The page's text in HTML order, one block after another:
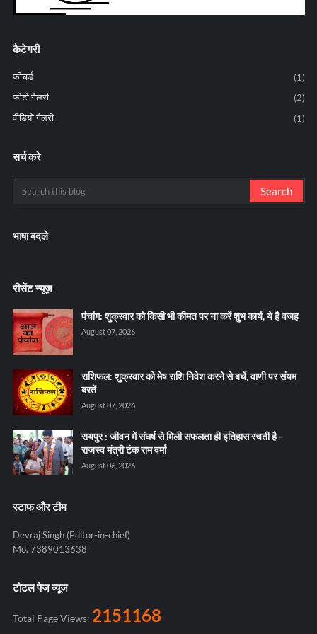
कैटेगरी
फीचर्ड
(1)
फोटो गैलरी
(2)
वीडियो गैलरी
(1)
सर्च करे
भाषा बदले
रीसेंट न्यूज़
पंचांग: शुक्रवार को किसी भी कीमत पर ना करें शुभ कार्य, ये है वजह
August 07, 2026
राशिफल: शुक्रवार को मेष राशि निवेश करने से बचें, वाणी पर संयम
बरतें
August 07, 2026
रायपुर : जीवन में संघर्ष से मिली सफलता ही इतिहास रचती है -
राजस्व मंत्री टंक राम वर्मा
August 06, 2026
स्टाफ और टीम
Devraj Singh (Editor-in-chief)
Mo. 7389013638
टोटल पेज व्यूज
Total Page Views: 2151168